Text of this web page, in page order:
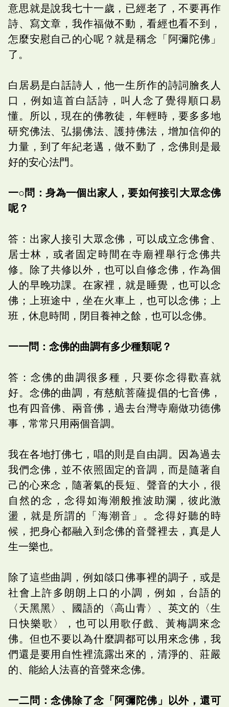
意思就是說我七十一歲，已經老了，不要再作
詩、寫文章，我作福做不動，看經也看不到，
怎麼安慰自己的心呢？就是稱念「阿彌陀佛」
了。
白居易是白話詩人，他一生所作的詩詞膾炙人
口，例如這首白話詩，叫人念了覺得順口易
懂。所以，現在的佛教徒，年輕時，要多多地
研究佛法、弘揚佛法、護持佛法，增加信仰的
力量，到了年紀老邁，做不動了，念佛則是最
好的安心法門。
一○問：身為一個出家人，要如何接引大眾念佛
呢？
答：出家人接引大眾念佛，可以成立念佛會、
居士林，或者固定時間在寺廟裡舉行念佛共
修。除了共修以外，也可以自修念佛，作為個
人的早晚功課。在家裡，就是睡覺，也可以念
佛；上班途中，坐在火車上，也可以念佛；上
班，休息時間，閉目養神之餘，也可以念佛。
一一問：念佛的曲調有多少種類呢？
答：念佛的曲調很多種，只要你念得歡喜就
好。念佛的曲調，有慈航菩薩提倡的七音佛，
也有四音佛、兩音佛，過去台灣寺廟做功德佛
事，常常只用兩個音調。
我在各地打佛七，唱的則是自由調。因為過去
我們念佛，並不依照固定的音調，而是隨著自
己的心來念，隨著氣的長短、聲音的大小，很
自然的念，念得如海潮般推波助瀾，彼此激
盪，就是所謂的「海潮音」。念得好聽的時
候，把身心都融入到念佛的音聲裡去，真是人
生一樂也。
除了這些曲調，例如燄口佛事裡的調子，或是
社會上許多朗朗上口的小調，例如，台語的
〈天黑黑〉、國語的〈高山青〉、英文的〈生
日快樂歌〉，也可以用歌仔戲、黃梅調來念
佛。但也不要以為什麼調都可以用來念佛，我
們還是要用自性裡流露出來的，清淨的、莊嚴
的、能給人法喜的音聲來念佛。
一二問：念佛除了念「阿彌陀佛」以外，還可